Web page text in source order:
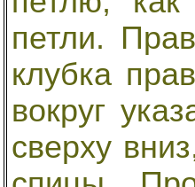
петли.
клубка
вокруг
сверху